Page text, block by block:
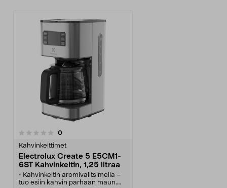
0arvostelut
Kahvinkeittimet
Electrolux Create 5 E5CM1-
6ST Kahvinkeitin, 1,25 litraa
• Kahvinkeitin aromivalitsimella –
tuo esiin kahvin parhaan maun.